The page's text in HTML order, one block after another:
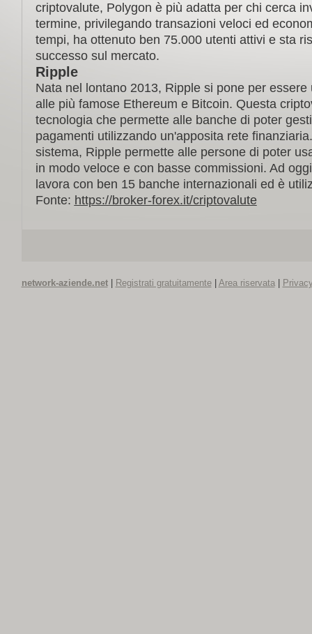
criptovalute, Polygon è più adatta per chi cerca
termine, privilegando transazioni veloci ed
tempi, ha ottenuto ben 75.000 utenti attivi e sta
successo sul mercato.
Ripple
Nata nel lontano 2013, Ripple si pone per essere
alle più famose Ethereum e Bitcoin. Questa
tecnologia che permette alle banche di poter
pagamenti utilizzando un'apposita rete
sistema, Ripple permette alle persone di poter
in modo veloce e con basse commissioni. Ad
lavora con ben 15 banche internazionali ed è
Fonte: https://broker-forex.it/criptovalute
network-aziende.net| Registrati gratuitamente| Area riservata|